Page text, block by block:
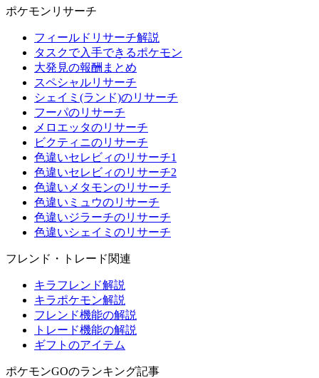
ポケモンリサーチ
フィールドリサーチ解説
タスクで入手できるポケモン
大発見の報酬まとめ
スペシャルリサーチ
シェイミ(ランド)のリサーチ
フーパのリサーチ
メロエッタのリサーチ
ビクティニのリサーチ
色違いセレビィのリサーチ1
色違いセレビィのリサーチ2
色違いメタモンのリサーチ
色違いミュウのリサーチ
色違いジラーチのリサーチ
色違いシェイミのリサーチ
フレンド・トレード関連
キラフレンド解説
キラポケモン解説
フレンド機能の解説
トレード機能の解説
ギフトのアイテム
ポケモンGOのランキング記事